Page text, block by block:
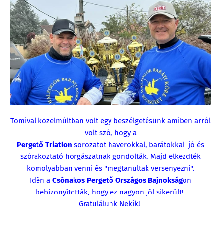
Tomival közelmúltban volt egy beszélgetésünk amiben arról
volt szó, hogy a
Pergető Triatlon sorozatot haverokkal, barátokkal jó és
szórakoztató horgászatnak gondolták. Majd elkezdték
komolyabban venni és "megtanultak versenyezni".
Idén a Csónakos Pergető Országos Bajnokságon
bebizonyították, hogy ez nagyon jól sikerült!
Gratulálunk Nekik!